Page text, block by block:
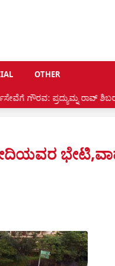
OTHER
ರಾವ್ ಶಿಬರೂರುಗೆ ಸನ್ಮಾನ •